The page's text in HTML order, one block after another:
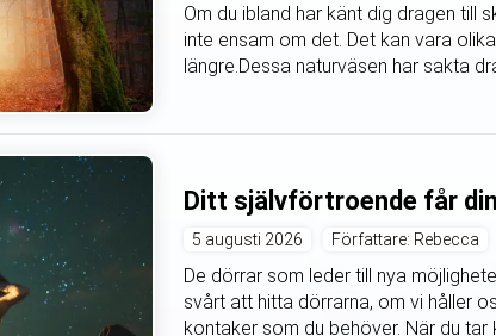
Om du ibland har känt dig dragen till
inte ensam om det. Det kan vara
längre.Dessa naturväsen har sakta
Ditt självförtroende får
5 augusti 2026 Författare: Rebecca
De dörrar som leder till nya
svårt att hitta dörrarna, om vi håller
kontaker som du behöver. När du